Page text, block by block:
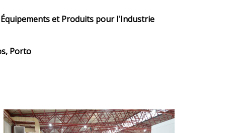
et Produits pour l'Industrie
Porto